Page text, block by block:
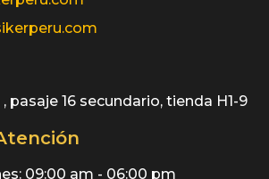
pasaje 16 secundario, tienda H1-9
09:00 am - 06:00 pm